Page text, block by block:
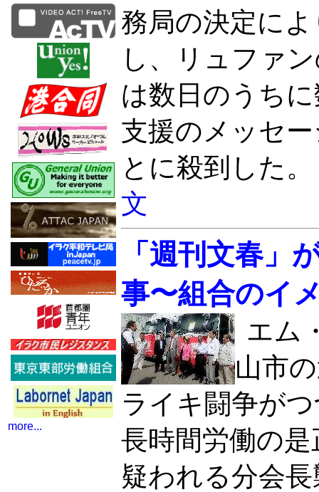
more...
務局の決定に
し、リュファ
は数日のうち
支援のメッセ
とに殺到した
文
「週刊文春」
事〜組合のイ
エム
山市
ライキ闘争が
長時間労働の
疑われる分会